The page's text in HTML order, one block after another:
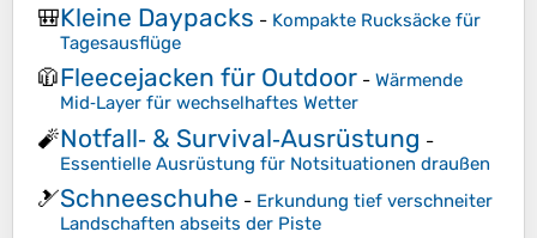
🎒Kleine Daypacks - Kompakte Rucksäcke für
Tagesausflüge
🧥Fleecejacken für Outdoor - Wärmende
Mid‑Layer für wechselhaftes Wetter
🧨Notfall‑ & Survival‑Ausrüstung -
Essentielle Ausrüstung für Notsituationen draußen
🎿Schneeschuhe - Erkundung tief verschneiter
Landschaften abseits der Piste